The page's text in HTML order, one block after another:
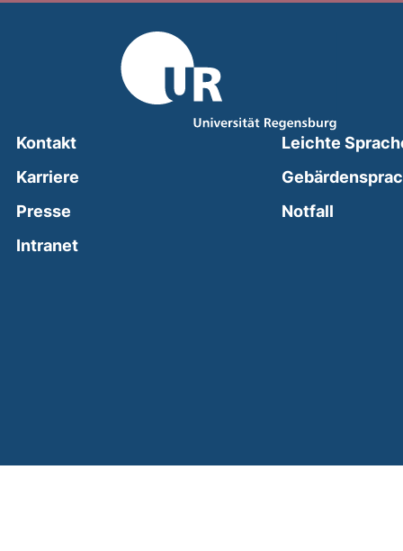
Kontakt
Karriere
Presse
Intranet(external link, opens in a new window)
Leichte
Notfall